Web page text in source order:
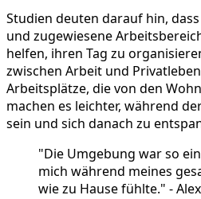
Studien deuten darauf hin,
und zugewiesene
helfen, ihren Tag zu
zwischen Arbeit und
Arbeitsplätze, die von den
machen es leichter, während
sein und sich danach zu
"Die Umgebung war so
mich während meines
wie zu Hause fühlte." - Alex